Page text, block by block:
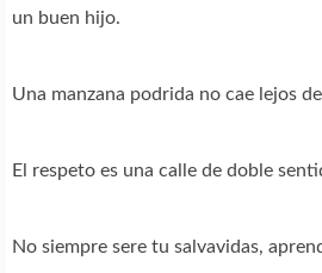
un buen hijo.
Una manzana podrida no cae lejos
El respeto es una calle de doble
No siempre sere tu salvavidas,